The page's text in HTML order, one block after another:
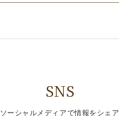
SNS
ソーシャルメディアで情報をシェア